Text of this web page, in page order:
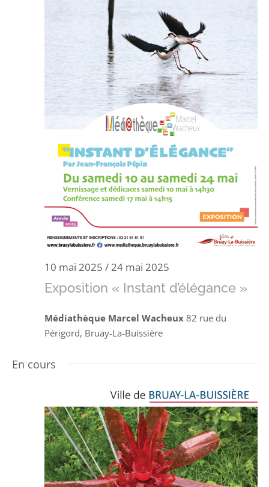
10 mai 2025 /24 mai 2025
Exposition « Instant d’élégance »
Médiathèque Marcel Wacheux 82 rue du
Périgord, Bruay-La-Buissière
En cours